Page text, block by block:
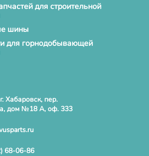
для строительной
шины
для горнодобывающей
Хабаровск, пер.
дом №18 А, оф. 333
68-06-86